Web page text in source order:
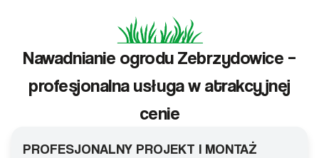
Nawadnianie ogrodu Zebrzydowice –
profesjonalna usługa w atrakcyjnej
cenie
PROFESJONALNY PROJEKT I MONTAŻ